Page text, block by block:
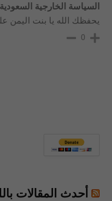
السياسة الخارجية
يحفظك الله يا بنت اليمن
0
أحدث المقالات